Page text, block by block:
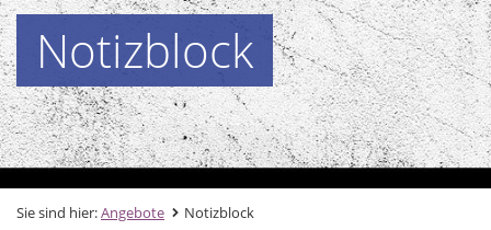
Notizblock
Sie sind hier:Angebote Notizblock